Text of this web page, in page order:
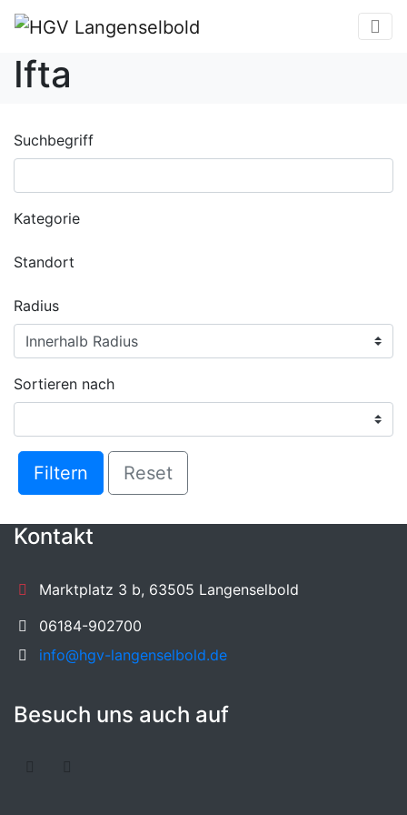
Ifta
Suchbegriff
Kategorie
Standort
Radius
Sortieren nach
Filtern Reset
Kontakt
Marktplatz 3 b, 63505 Langenselbold
06184-902700
info@hgv-langenselbold.de
Besuch uns auch auf